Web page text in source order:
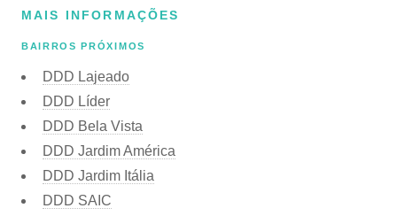
MAIS INFORMAÇÕES
BAIRROS PRÓXIMOS
DDD Lajeado
DDD Líder
DDD Bela Vista
DDD Jardim América
DDD Jardim Itália
DDD SAIC